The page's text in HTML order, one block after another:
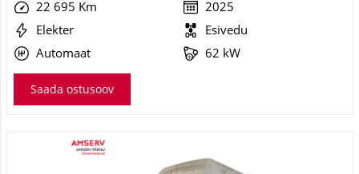
22 695 Km
2025
Elekter
Esivedu
Automaat
62 kW
Saada ostusoov